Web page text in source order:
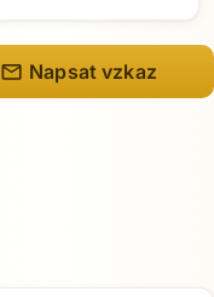
mail Napsat vzkaz